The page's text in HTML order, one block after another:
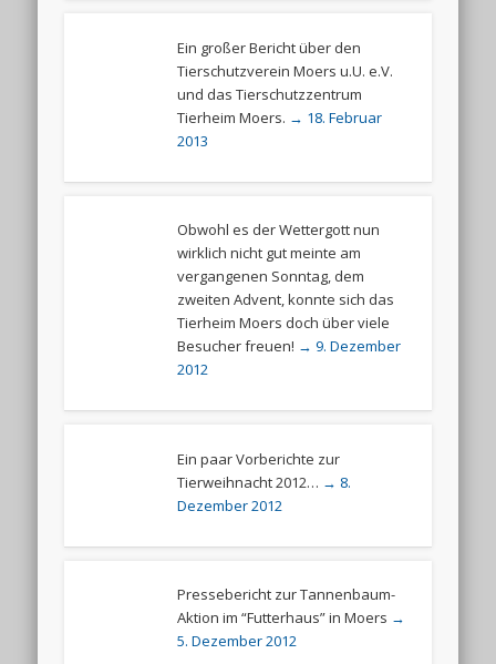
Ein großer Bericht über den
Tierschutzverein Moers u.U. e.V.
und das Tierschutzzentrum
Tierheim Moers. → 18. Februar
2013
Obwohl es der Wettergott nun
wirklich nicht gut meinte am
vergangenen Sonntag, dem
zweiten Advent, konnte sich das
Tierheim Moers doch über viele
Besucher freuen! → 9. Dezember
2012
Ein paar Vorberichte zur
Tierweihnacht 2012… → 8.
Dezember 2012
Pressebericht zur Tannenbaum-
Aktion im “Futterhaus” in Moers →
5. Dezember 2012